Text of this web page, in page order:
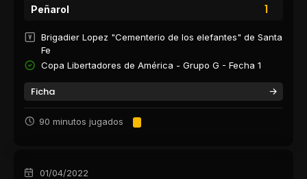
1
Peñarol
Brigadier Lopez "Cementerio de los elefantes" de Santa
Fe
Copa Libertadores de América - Grupo G - Fecha 1
Ficha
90 minutos jugados
01/04/2022